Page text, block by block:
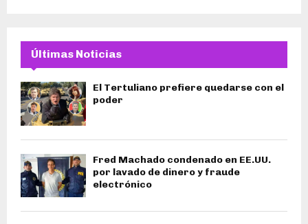
Últimas Noticias
El Tertuliano prefiere quedarse con el
poder
Fred Machado condenado en EE.UU.
por lavado de dinero y fraude
electrónico